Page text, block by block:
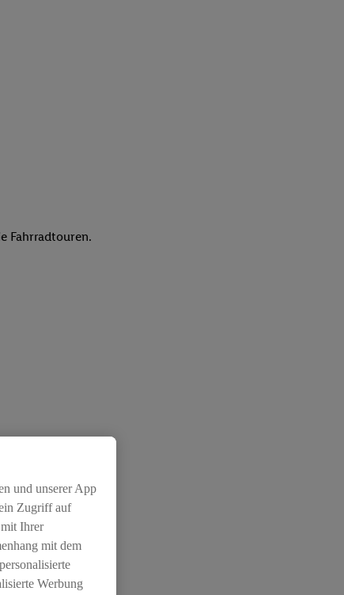
Fahrradtouren.
und unserer App
Zugriff auf
Ihrer
mit dem
Werbung